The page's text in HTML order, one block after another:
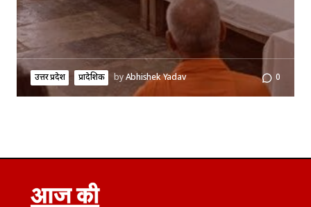
उत्तर प्रदेश प्रादेशिक byAbhishek Yadav 0